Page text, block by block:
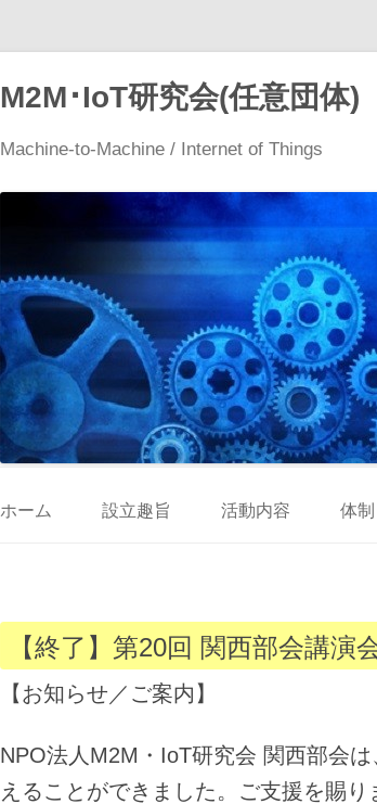
M2M･IoT研究会(任意団体)
Machine-to-Machine / Internet of Things
ホーム 設立趣旨 活動内容 体制
【終了】第20回 関西部会講演
【お知らせ／ご案内】
NPO法人M2M・IoT研究会 関西部会
えることができました。ご支援を賜